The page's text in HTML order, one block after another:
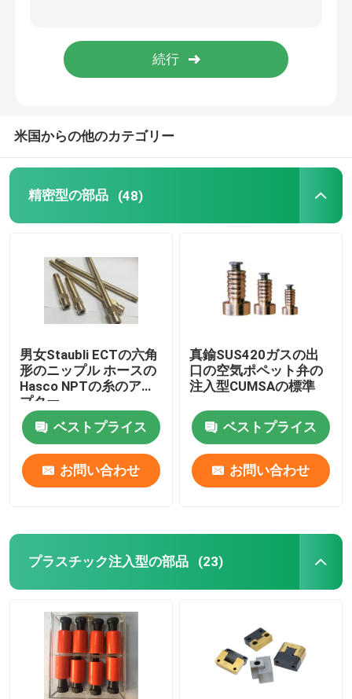
血のコレクションの針
米国からの他のカテゴリー
精密型の部品 (48)
男女Staubli ECTの六角
形のニップル ホースの
Hasco NPTの糸のアダ
プター
ベストプライス
お問い合わせ
真鍮SUS420ガスの出
口の空気ポペット弁の
注入型CUMSAの標準
ベストプライス
お問い合わせ
プラスチック注入型の部品 (23)